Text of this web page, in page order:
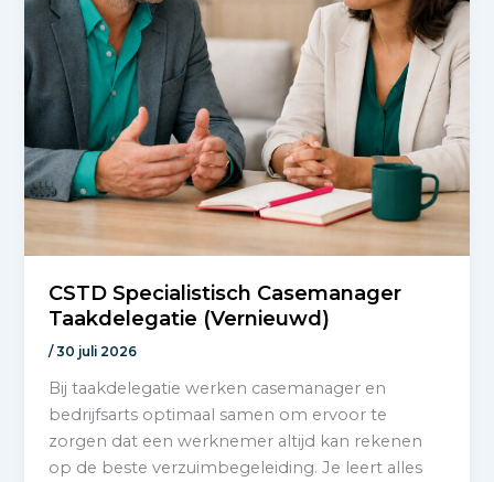
CSTD Specialistisch Casemanager
Taakdelegatie (Vernieuwd)
/30 juli 2026
Bij taakdelegatie werken casemanager en
bedrijfsarts optimaal samen om ervoor te
zorgen dat een werknemer altijd kan rekenen
op de beste verzuimbegeleiding. Je leert alles